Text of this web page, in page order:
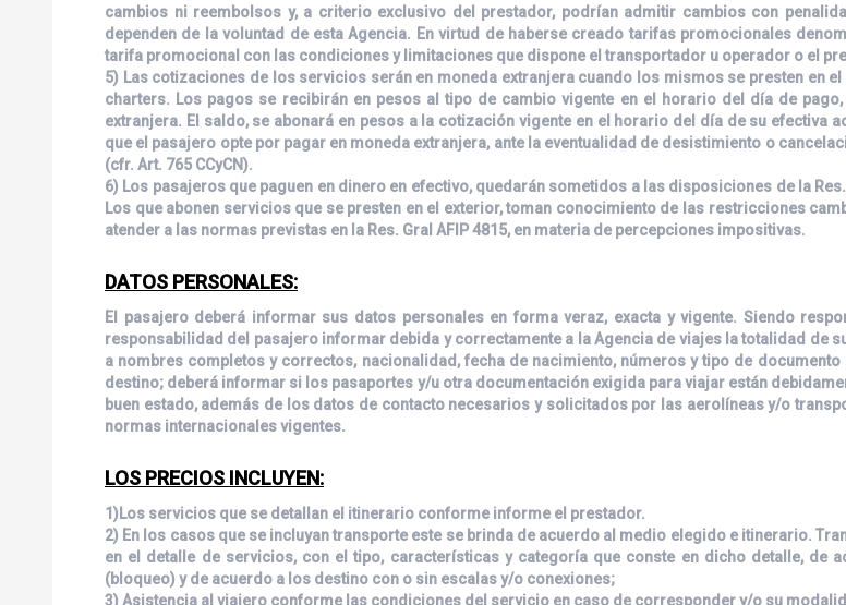
cambios ni reembolsos y, a criterio exclusivo del prestador, podrían admitir cambios con
dependen de la voluntad de esta Agencia. En virtud de haberse creado tarifas promocionales
tarifa promocional con las condiciones y limitaciones que dispone el transportador u operador o el
5) Las cotizaciones de los servicios serán en moneda extranjera cuando los mismos se presten en
charters. Los pagos se recibirán en pesos al tipo de cambio vigente en el horario del día de
extranjera. El saldo, se abonará en pesos a la cotización vigente en el horario del día de su
que el pasajero opte por pagar en moneda extranjera, ante la eventualidad de desistimiento o
(cfr. Art. 765 CCyCN).
6) Los pasajeros que paguen en dinero en efectivo, quedarán sometidos a las disposiciones de la
Los que abonen servicios que se presten en el exterior, toman conocimiento de las restricciones
atender a las normas previstas en la Res. Gral AFIP 4815, en materia de percepciones impositivas.
DATOS PERSONALES:
El pasajero deberá informar sus datos personales en forma veraz, exacta y vigente. Siendo
responsabilidad del pasajero informar debida y correctamente a la Agencia de viajes la totalidad de
a nombres completos y correctos, nacionalidad, fecha de nacimiento, números y tipo de
destino; deberá informar si los pasaportes y/u otra documentación exigida para viajar están
buen estado, además de los datos de contacto necesarios y solicitados por las aerolíneas y/o
normas internacionales vigentes.
LOS PRECIOS INCLUYEN:
1)Los servicios que se detallan el itinerario conforme informe el prestador.
2) En los casos que se incluyan transporte este se brinda de acuerdo al medio elegido e itinerario.
en el detalle de servicios, con el tipo, características y categoría que conste en dicho detalle,
(bloqueo) y de acuerdo a los destino con o sin escalas y/o conexiones;
3) Asistencia al viajero conforme las condiciones del servicio en caso de corresponder y/o su